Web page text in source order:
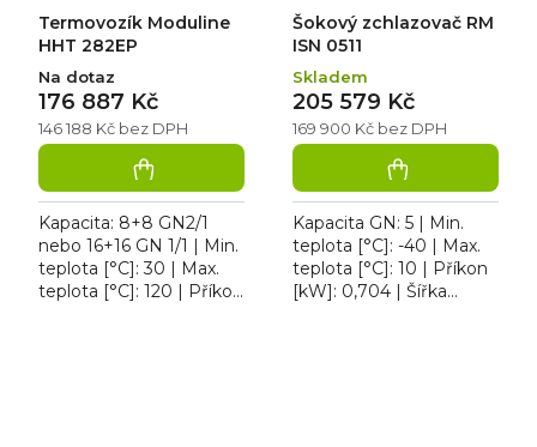
Termovozík Moduline
HHT 282EP
Na dotaz
146 188 Kč bez DPH
176 887 Kč
Kapacita: 8+8 GN2/1
nebo 16+16 GN 1/1 | Min.
teplota [°C]: 30 | Max.
teplota [°C]: 120 | Příkon
Šokový zchlazovač RM
ISN 0511
Skladem
169 900 Kč bez DPH
205 579 Kč
Kapacita GN: 5 | Min.
teplota [°C]: -40 | Max.
teplota [°C]: 10 | Příkon
[kW]: 0,704 | Šířka